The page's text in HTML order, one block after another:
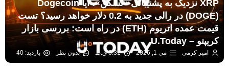
XRP نزدیک به پشتیبانی «نشکن»، آیا Dogecoin
(DOGE) در رالی جدید به 0.2 دلار خواهد رسید؟ تست
قیمت عمده اتریوم (ETH) در راه است: بررسی بازار
کریپتو – U.Today
امیر کرمی می 1, 2026 3:31 ق.ظ بدون نظر بازدید: 40